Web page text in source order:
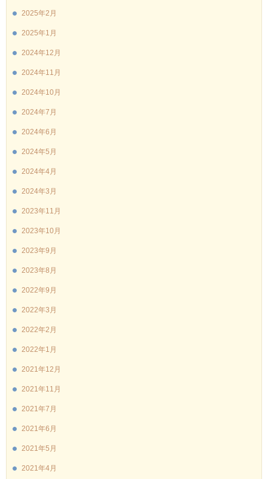
2025年2月
2025年1月
2024年12月
2024年11月
2024年10月
2024年7月
2024年6月
2024年5月
2024年4月
2024年3月
2023年11月
2023年10月
2023年9月
2023年8月
2022年9月
2022年3月
2022年2月
2022年1月
2021年12月
2021年11月
2021年7月
2021年6月
2021年5月
2021年4月